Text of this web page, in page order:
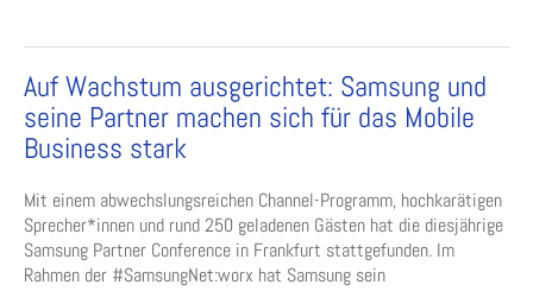
Auf Wachstum ausgerichtet: Samsung und
seine Partner machen sich für das Mobile
Business stark
Mit einem abwechslungsreichen Channel-Programm, hochkarätigen
Sprecher*innen und rund 250 geladenen Gästen hat die diesjährige
Samsung Partner Conference in Frankfurt stattgefunden. Im
Rahmen der #SamsungNet:worx hat Samsung sein